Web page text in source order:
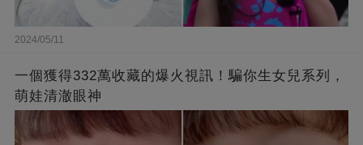
2024/05/11
一個獲得332萬收藏的爆火視訊！騙你生女兒系列，
萌娃清澈眼神